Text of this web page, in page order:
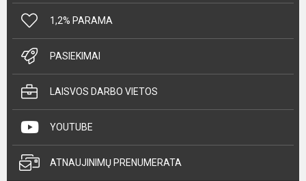
1,2% PARAMA
PASIEKIMAI
LAISVOS DARBO VIETOS
YOUTUBE
ATNAUJINIMŲ PRENUMERATA